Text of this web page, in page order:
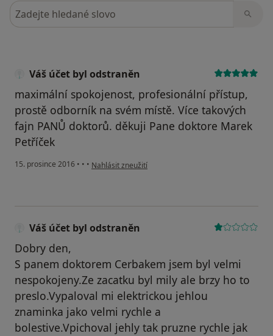
Hledejte v názorech
Váš účet byl odstraněn
maximální spokojenost, profesionální přístup,
prostě odborník na svém místě. Více takových
fajn PANŮ doktorů. děkuji Pane doktore Marek
Petříček
15. prosince 2016 • • • podle názoru uživatele Váš účet byl odstraněn
Nahlásit zneužití
Váš účet byl odstraněn
Dobry den,
S panem doktorem Cerbakem jsem byl velmi
nespokojeny.Ze zacatku byl mily ale brzy ho to
preslo.Vypaloval mi elektrickou jehlou
znaminka jako velmi rychle a
bolestive.Vpichoval jehly tak pruzne rychle jak